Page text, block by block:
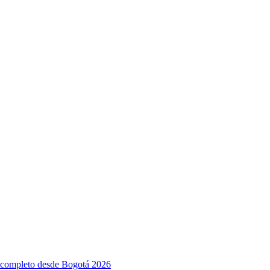
desde Bogotá 2026